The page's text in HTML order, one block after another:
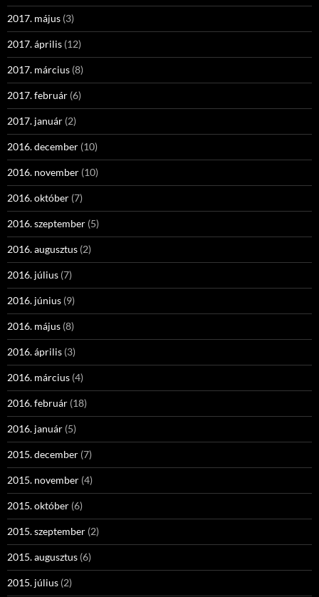
2017. május (3)
2017. április (12)
2017. március (8)
2017. február (6)
2017. január (2)
2016. december (10)
2016. november (10)
2016. október (7)
2016. szeptember (5)
2016. augusztus (2)
2016. július (7)
2016. június (9)
2016. május (8)
2016. április (3)
2016. március (4)
2016. február (18)
2016. január (5)
2015. december (7)
2015. november (4)
2015. október (6)
2015. szeptember (2)
2015. augusztus (6)
2015. július (2)